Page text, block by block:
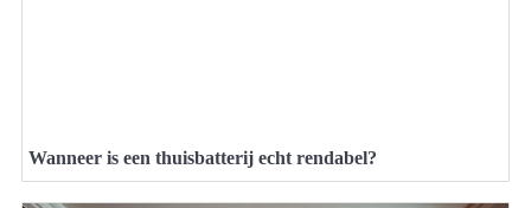
Wanneer is een thuisbatterij echt rendabel?